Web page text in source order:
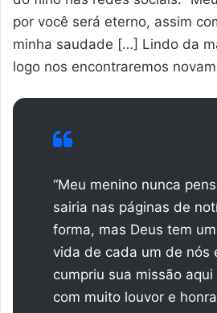
por você será eterno, assim
minha saudade […] Lindo da
logo nos encontraremos
“Meu menino nunca
sairia nas páginas de
forma, mas Deus tem
vida de cada um de nós
cumpriu sua missão
com muito louvor e